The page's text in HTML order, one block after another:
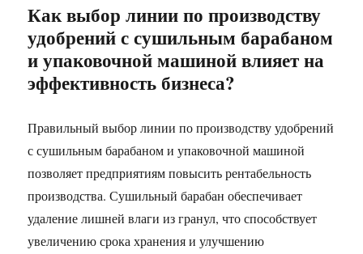
Как выбор линии по производству
удобрений с сушильным барабаном
и упаковочной машиной влияет на
эффективность бизнеса?
Правильный выбор линии по производству удобрений
с сушильным барабаном и упаковочной машиной
позволяет предприятиям повысить рентабельность
производства. Сушильный барабан обеспечивает
удаление лишней влаги из гранул, что способствует
увеличению срока хранения и улучшению